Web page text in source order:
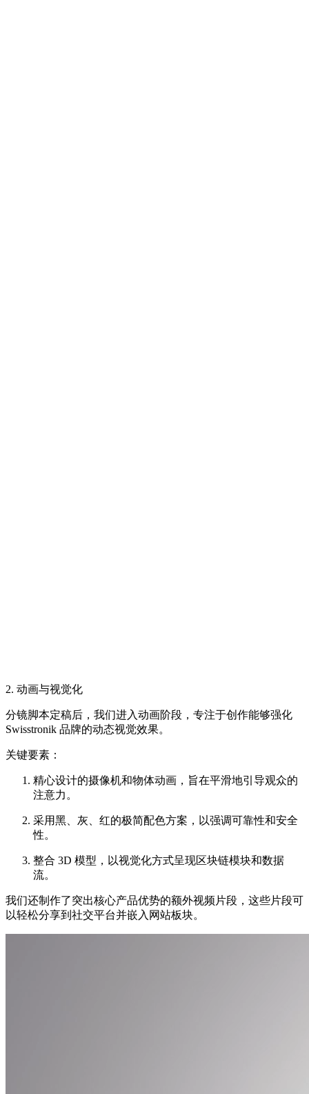
2. 动画与视觉化
分镜脚本定稿后，我们进入动画阶段，专注于创作能够强化
Swisstronik 品牌的动态视觉效果。
关键要素：
精心设计的摄像机和物体动画，旨在平滑地引导观众的
注意力。
采用黑、灰、红的极简配色方案，以强调可靠性和安全
性。
整合 3D 模型，以视觉化方式呈现区块链模块和数据
流。
我们还制作了突出核心产品优势的额外视频片段，这些片段可
以轻松分享到社交平台并嵌入网站板块。